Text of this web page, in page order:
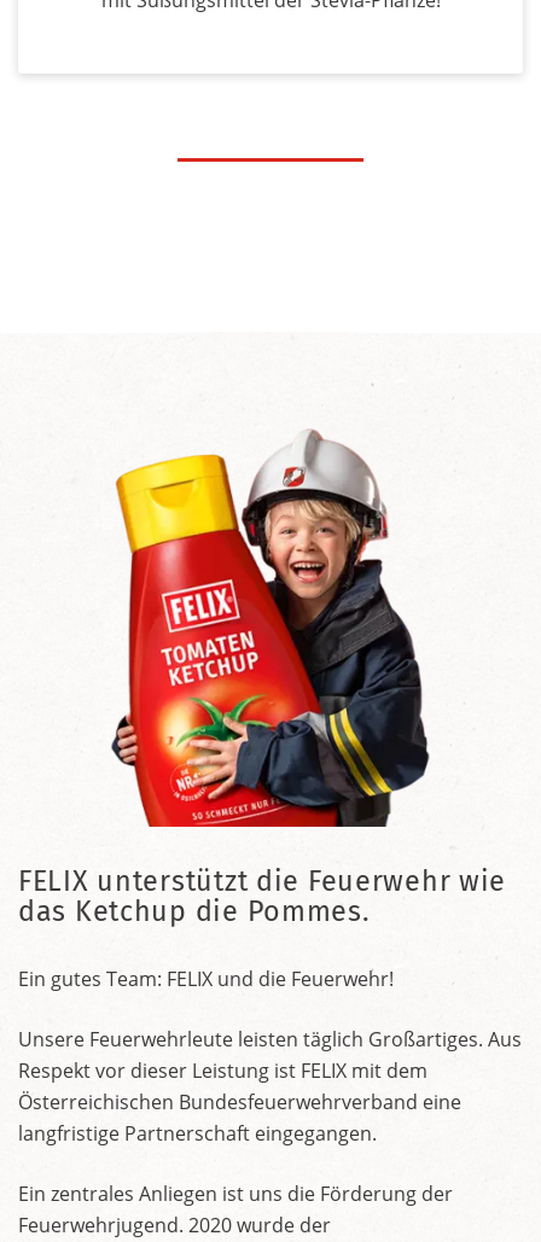
FELIX unterstützt die Feuerwehr wie
das Ketchup die Pommes.
Ein gutes Team: FELIX und die Feuerwehr!
Unsere Feuerwehrleute leisten täglich Großartiges. Aus
Respekt vor dieser Leistung ist FELIX mit dem
Österreichischen Bundesfeuerwehrverband eine
langfristige Partnerschaft eingegangen.
Ein zentrales Anliegen ist uns die Förderung der
Feuerwehrjugend. 2020 wurde der